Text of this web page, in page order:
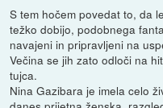
S tem hočem povedat to, da
težko dobijo, podobnega
navajeni in pripravljeni na
Večina se jih zato odloči na
tujca.
Nina Gazibara je imela celo